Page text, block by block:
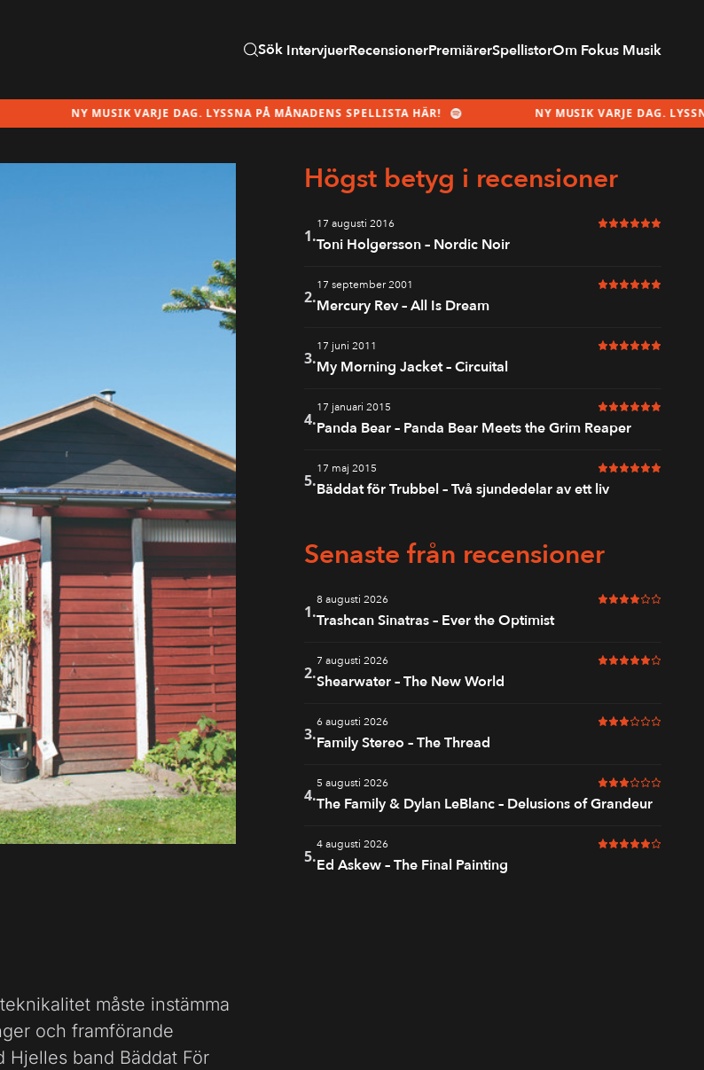
Sök IntervjuerRecensionerPremiärerSpellistorOm Fokus Musik
NY MUSIK VARJE DAG. LYSSNA PÅ MÅNADENS SPELLISTA HÄR! NY MUSIK VARJE DAG. LYSSNA PÅ
måste instämma
och framförande
Hjelles band Bäddat För
Högst betyg i recensioner
1.
17 augusti 2016 6 av 6 i betyg
Toni Holgersson – Nordic Noir
2.
17 september 2001 6 av 6 i betyg
Mercury Rev – All Is Dream
3.
17 juni 2011 6 av 6 i betyg
My Morning Jacket – Circuital
4.
17 januari 2015 6 av 6 i betyg
Panda Bear – Panda Bear Meets the Grim Reaper
5.
17 maj 2015 6 av 6 i betyg
Bäddat för Trubbel – Två sjundedelar av ett liv
Senaste från recensioner
1.
8 augusti 2026 4 av 6 i betyg
Trashcan Sinatras – Ever the Optimist
2.
7 augusti 2026 5 av 6 i betyg
Shearwater – The New World
3.
6 augusti 2026 3 av 6 i betyg
Family Stereo – The Thread
4.
5 augusti 2026 3 av 6 i betyg
The Family & Dylan LeBlanc – Delusions of Grandeur
5.
4 augusti 2026 5 av 6 i betyg
Ed Askew – The Final Painting